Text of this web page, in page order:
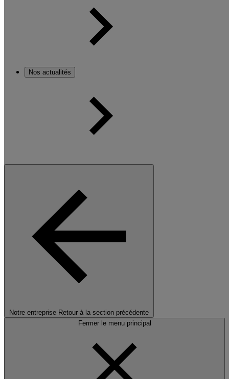
Nos actualités
Notre entreprise Retour à la section précédente
Fermer le menu principal